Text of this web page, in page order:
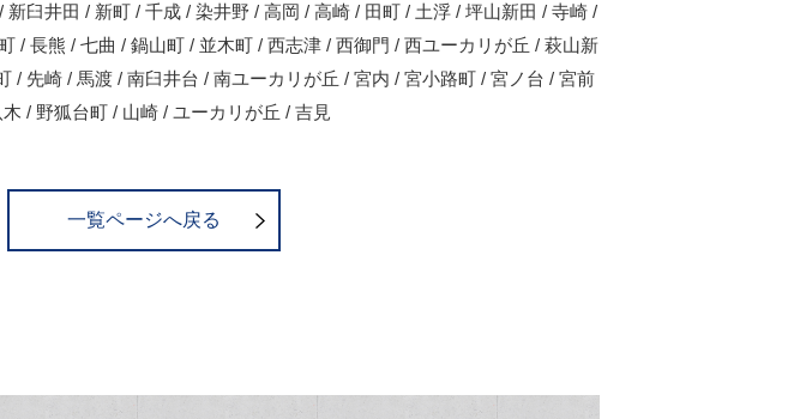
臼井田 / 新町 / 千成 / 染井野 / 高岡 / 高崎 / 田町 / 土浮 / 坪山新田 / 寺崎 /
/ 長熊 / 七曲 / 鍋山町 / 並木町 / 西志津 / 西御門 / 西ユーカリが丘 / 萩山新
/ 先崎 / 馬渡 / 南臼井台 / 南ユーカリが丘 / 宮内 / 宮小路町 / 宮ノ台 / 宮前
/ 野狐台町 / 山崎 / ユーカリが丘 / 吉見
一覧ページへ戻る